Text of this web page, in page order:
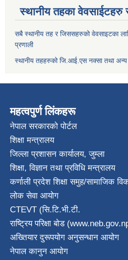
स्थानीय तहका
सबै स्थानीय तह र जिससहरुको वेवसाइटका
प्रणाली
स्थानीय तहहरुको जि.आई.एस नक्सा तथा
महत्वपुर्ण लिंकहरू
नेपाल सरकारको पोर्टल
शिक्षा मन्त्रालय
जिल्ला प्रशासन कार्यालय, जुम्ला
शिक्षा, विज्ञान तथा प्रविधि मन्त्रालय
कर्णाली प्रदेश शिक्षा समुह/सामाजिक
लोक सेवा आयोग
CTEVT (सि.टि.भी.टी.
राष्ट्रिय परिक्षा बाेड
अख्तियार दुरूपयोग अनुसन्धान आयोग
नेपाल कानुन आयाेग